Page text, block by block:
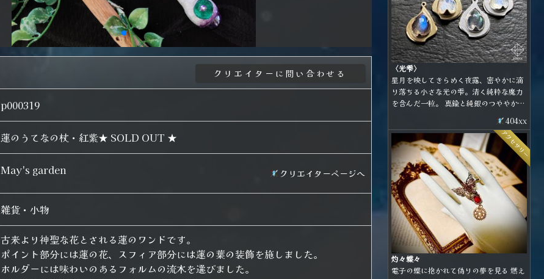
p000319
蓮のうてなの杖・紅紫★ SOLD OUT ★
May's garden クリエイターページへ
雑貨・小物
古来より神聖な花とされる蓮のワンドです。
ポイント部分には蓮の花、スフィア部分には蓮の葉の装飾を施しました。
ホルダーには味わいのあるフォルムの流木を選びました。
〈光雫〉
星月を映してきらめく夜露、密やかに滴
り落ちる小さな光の雫。清く純粋な魔力
を含んだ一粒。 真鍮と純銀のつややかな
イトとレインボームーンストーンを合わ
せた小粒なアイテムです。 金具の種類は
耳飾り、ネックレス、ブローチから選べ
て、お好きな形態で身に着けることがで
きます。
404xx
灼々蝶々
電子の蝶に抱かれて偽りの夢を見る 燃え
アクセサリー